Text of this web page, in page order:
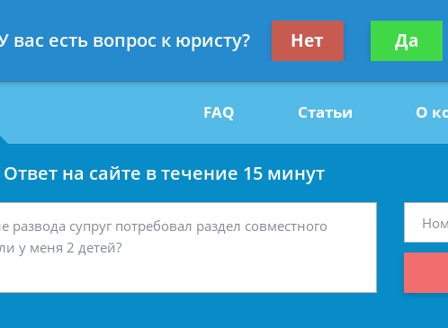
29
Получите
FAQ Статьи О
на сайте в течение 15 минут
вас есть вопрос к юристу? Нет Да